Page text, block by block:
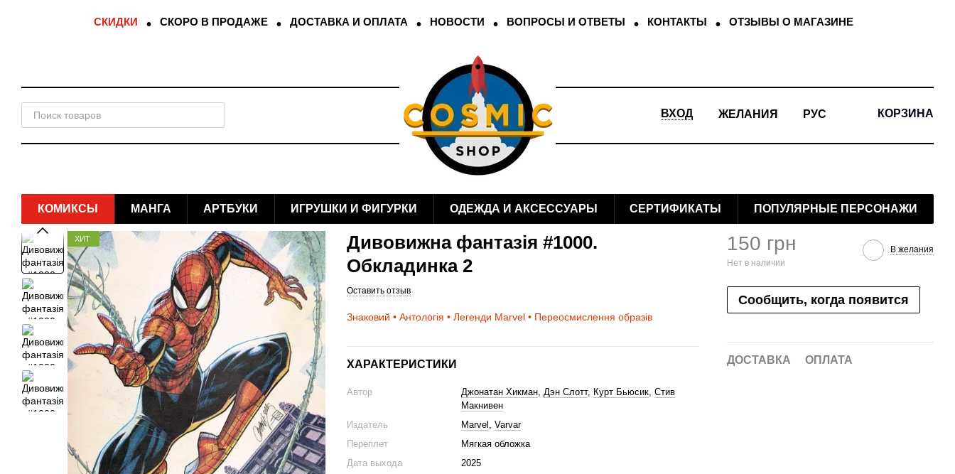
СКИДКИ СКОРО В ПРОДАЖЕ ДОСТАВКА И ОПЛАТА НОВОСТИ ВОПРОСЫ И ОТВЕТЫ КОНТАКТЫ ОТЗЫВЫ О МАГАЗИНЕ
ВХОД ЖЕЛАНИЯ РУС КОРЗИНА
КОМИКСЫ МАНГА АРТБУКИ ИГРУШКИ И ФИГУРКИ ОДЕЖДА И АКСЕССУАРЫ СЕРТИФИКАТЫ ПОПУЛЯРНЫЕ ПЕРСОНАЖИ
ХИТ
Дивовижна фантазія #1000.
Обкладинка 2
Оставить отзыв
Знаковий • Антологія • Легенди Marvel • Переосмислення образів
ХАРАКТЕРИСТИКИ
Автор Джонатан Хикман, Дэн Слотт, Курт Бьюсик, Стив
Макнивен
Издатель
Marvel , Varvar
Переплет
Мягкая обложка
Дата выхода
2025
150 грн
Нет в наличии
В желания
Сообщить, когда появится
ДОСТАВКА ОПЛАТА